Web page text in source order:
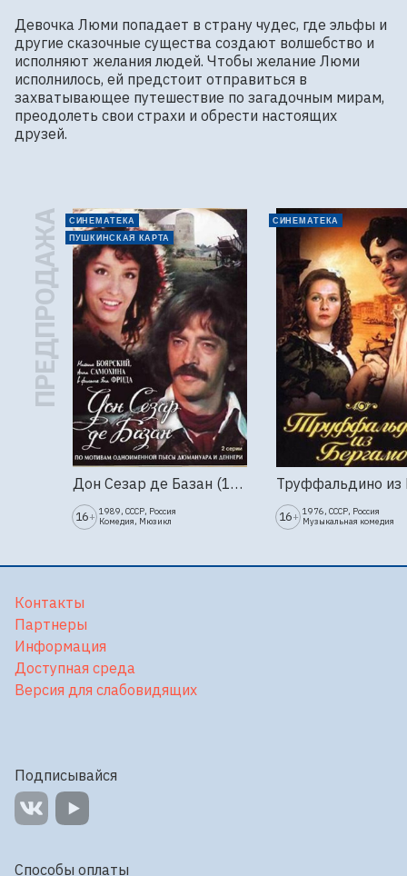
Девочка Люми попадает в страну чудес, где эльфы и
другие сказочные существа создают волшебство и
исполняют желания людей. Чтобы желание Люми
исполнилось, ей предстоит отправиться в
захватывающее путешествие по загадочным мирам,
преодолеть свои страхи и обрести настоящих
друзей.
ПРЕДПРОДАЖА
СИНЕМАТЕКА
ПУШКИНСКАЯ КАРТА
Дон Сезар де Базан (1989г., Ленфильм, 2 серии)
16+ 1989, СССР, Россия
Комедия, Мюзикл
СИНЕМАТЕКА
16+ 1976, СССР, Россия
Музыкальная комедия
Контакты
Партнеры
Информация
Доступная среда
Версия для слабовидящих
Подписывайся
Способы оплаты